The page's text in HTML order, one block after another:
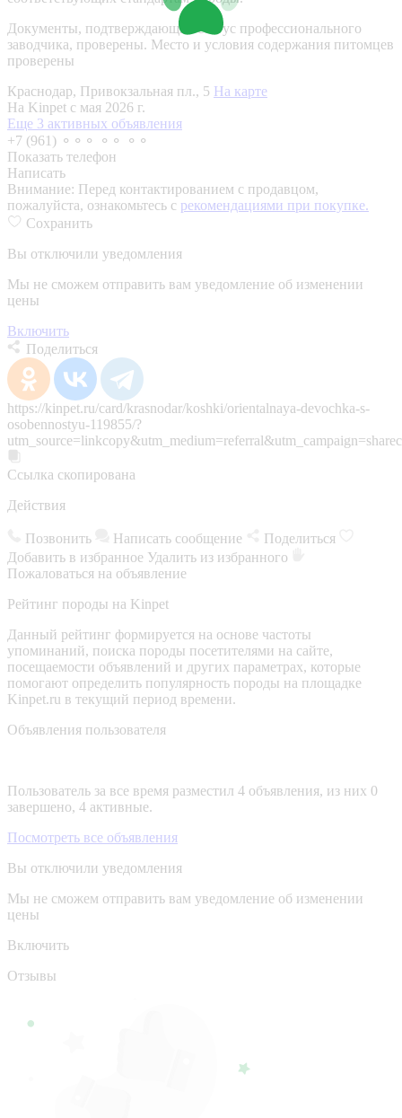
Документы, подтверждающие статус профессионального
заводчика, проверены. Место и условия содержания питомцев
проверены
Краснодар, Привокзальная пл., 5 На карте
На Kinpet c мая 2026 г.
Еще 3 активных объявления
+7 (961) ⚬⚬⚬ ⚬⚬ ⚬⚬
Показать телефон
Написать
Внимание: Перед контактированием с продавцом,
пожалуйста, ознакомьтесь с рекомендациями при покупке.
Сохранить
Вы отключили уведомления
Мы не сможем отправить вам уведомление об изменении
цены
Включить
Поделиться
https://kinpet.ru/card/krasnodar/koshki/orientalnaya-devochka-s-
osobennostyu-119855/?
Ссылка скопирована
Действия
Позвонить Написать сообщение
Поделиться
Добавить в избранное Удалить из избранного
Пожаловаться на объявление
Рейтинг породы на Kinpet
Данный рейтинг формируется на основе частоты
упоминаний, поиска породы посетителями на сайте,
посещаемости объявлений и других параметрах, которые
помогают определить популярность породы на площадке
Kinpet.ru в текущий период времени.
Объявления пользователя
Пользователь за все время разместил 4 объявления, из них 0
завершено, 4 активные.
Посмотреть все объявления
Вы отключили уведомления
Мы не сможем отправить вам уведомление об изменении
цены
Включить
Отзывы